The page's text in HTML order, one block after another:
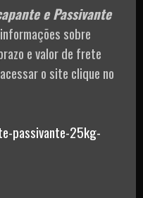
e Passivante
sobre
e valor de frete
o site clique no
passivante-25kg-